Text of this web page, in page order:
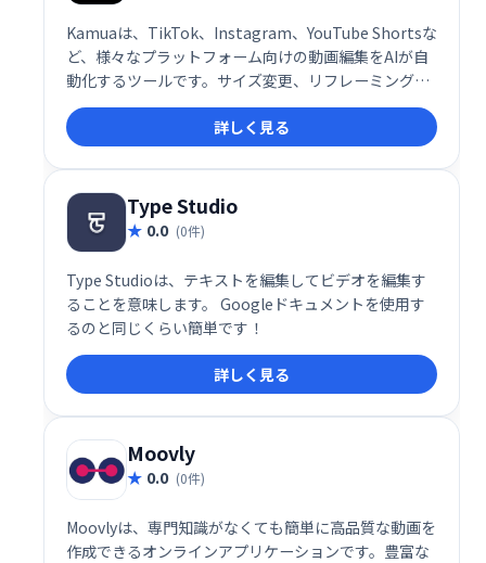
Kamuaは、TikTok、Instagram、YouTube Shortsな
ど、様々なプラットフォーム向けの動画編集をAIが自
動化するツールです。サイズ変更、リフレーミング、
カット、キャプション作成まで、ワンストップで効率
的な動画編集を実現します。複数のプラットフォーム
に対応し、手軽に最適化された動画を作成できます。
詳しく見る
Type Studio
0.0 (0件)
Type Studioは、テキストを編集してビデオを編集す
ることを意味します。 Googleドキュメントを使用す
るのと同じくらい簡単です！
詳しく見る
Moovly
0.0 (0件)
Moovlyは、専門知識がなくても簡単に高品質な動画を
作成できるオンラインアプリケーションです。豊富な